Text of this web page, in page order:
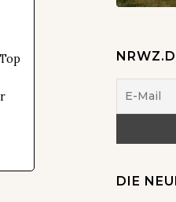
DIE